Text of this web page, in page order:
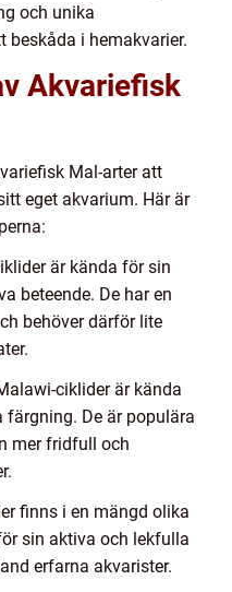
och unika
beskåda i hemakvarier.
Akvariefisk
Mal-arter att
eget akvarium. Här är
är kända för sin
beteende. De har en
behöver därför lite
ciklider är kända
De är populära
mer fridfull och
finns i en mängd olika
sin aktiva och lekfulla
erfarna akvarister.